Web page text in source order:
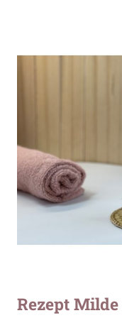
Bildergalerie
Zum
Anfang
Rezept